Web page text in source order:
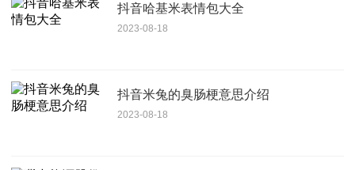
抖音哈基米表情包大全
2023-08-18
抖音米兔的臭肠梗意思介绍
2023-08-18